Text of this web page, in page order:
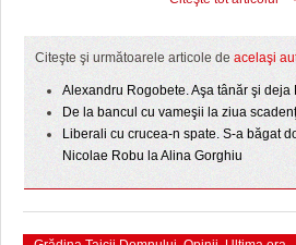
Citeşte şi următoarele articole de acelaşi
Alexandru Rogobete. Aşa tânăr şi deja
De la bancul cu vameşii la ziua
Liberali cu crucea-n spate. S-a băgat
Nicolae Robu la Alina Gorghiu